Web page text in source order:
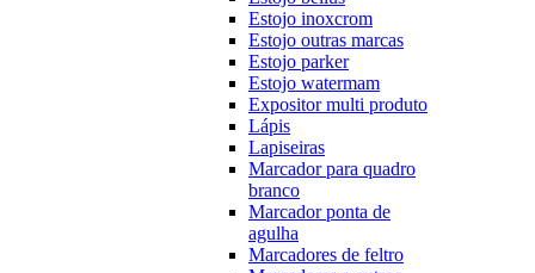
Estojo inoxcrom
Estojo outras marcas
Estojo parker
Estojo watermam
Expositor multi produto
Lápis
Lapiseiras
Marcador para quadro
branco
Marcador ponta de
agulha
Marcadores de feltro